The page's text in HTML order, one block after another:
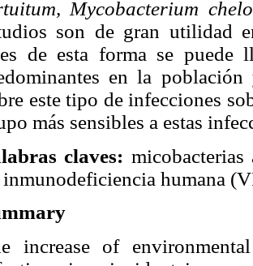
Mycobacterium
son de gran utilidad
de esta forma se puede
en la
este tipo de infecciones
más sensibles a estas
claves:
inmunodeficiencia humana
increase of